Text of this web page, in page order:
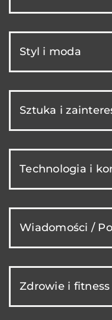
Styl i moda
Sztuka i
Technologia i
Wiadomości /
Zdrowie i fitness